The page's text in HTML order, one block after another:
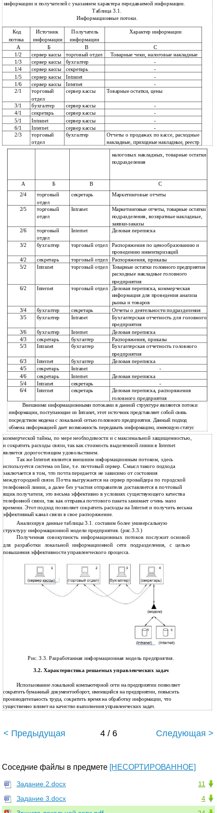
информации и получателей с указанием характера передаваемой информации.
Таблица 3.1.
Информационные потоки.
Код Источник Получатель Характер информации
потока информации информации
А Б В С
1/2 сервер кассы торговый отдел Товарные чеки, налоговые накладные
1/3 сервер кассы бухгалтер
-
1/4
сервер кассы секретарь -
1/5 сервер кассы Intranet
-
1/6
сервер кассы Internet
-
2/1
торговый сервер кассы Товарные остатки, цены
отдел
3/1
бухгалтер сервер кассы
-
4/1
секретарь сервер кассы -
5/1 Intranet сервер кассы
-
6/1
Internet сервер кассы
-
2/3
торговый бухгалтер
Отчеты о продажах по кассе, расходные
отдел
накладные, приходные накладные, реестр
налоговых накладных, товарные остатки
подразделения
А Б В С
2/4 торговый секретарь
Маркетинговые отчеты
отдел
2/5
торговый Intranet Маркетинговые отчеты, товарные остатки
отдел
подразделения, возвратные накладные,
заявки-заказы
2/6
торговый Internet
Деловая переписка
отдел
3/2
бухгалтер торговый отдел
Распоряжения по ценообразованию и
проведению инвентаризаций
4/2
секретарь торговый отдел
Распоряжения, приказы
5/2
Intranet торговый отдел Товарные остатки головного предприятия
расходные накладные головного
предприятия
6/2
Internet торговый отдел
Деловая переписка, коммерческая
информация для проведения анализа
рынка и товаров
3/4 бухгалтер секретарь
Отчеты о деятельности подразделения
3/5
бухгалтер Intranet Бухгалтерская отчетность для головного
предприятия
3/6
бухгалтер Internet
Деловая переписка
4/3
секретарь бухгалтер
Распоряжения, приказы
5/3
Intranet бухгалтер
Бухгалтерская отчетность головного
предприятия
6/3 Internet бухгалтер
Деловая переписка
4/5
секретарь Intranet -
4/6 секретарь Internet
Деловая переписка
5/4
Intranet секретарь
-
6/4
Internet секретарь Деловая переписка, распоряжения
головного предприятия
Внешними информационными потоками в данной структуре являются потоки
информации, поступающие из Intranet, этот источник представляет собой связь
посредством модема с локальной сетью головного предприятия. Данный подход
обмена информацией дает возможность передавать информацию, имеющую статус
коммерческой тайны, по мере необходимости и с максимальной защищенностью,
и сократить расходы связи, так как стоимость выделенной линии в Internet
является дорогостоящим удовольствием.
Так же Internet является внешним информационным потоком, здесь
используется система on line, т.е. почтовый сервер. Смысл такого подхода
заключается в том, что почта передается не зависимо от состояния
междугородней связи. Почта выгружается на сервер провайдера по городской
телефонной линии, а далее без участия отправителя доставляется в почтовый
ящик получателя, это весьма эффективно в условиях существующего качества
телефонной связи, так как отправка почтового пакета занимает очень мало
времени. Этот подход позволяет сократить расходы на Internet и получить весьма
эффективный канал связи в свое распоряжение.
Анализируя данные таблицы 3.1. составим более универсальную
структуру информационной модели предприятия. (рис.3.3.)
Полученная совокупность информационных потоков послужит основой
для разработки локальной информационной сети подразделения, с целью
повышения эффективности управленческого процесса.
Рис. 3.3. Разработанная информационная модель предприятия.
3.2. Характеристика решаемых управленческих задач
Использование локальной компьютерной сети на предприятии позволяет
сократить бумажный документооборот, имеющийся на предприятии, повысить
производительность труда, сократить время на обработку информации, что
существенно влияет на качество выполнения управленческих задач.
< Предыдущая 4 / 6 Следующая >
Соседние файлы в предмете [НЕСОРТИРОВАННОЕ]
11
Задание 2.docx
4
Задание 3.docx